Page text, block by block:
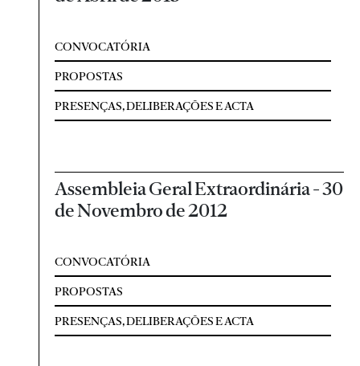
CONVOCATÓRIA
PROPOSTAS
PRESENÇAS, DELIBERAÇÕES E ACTA
Assembleia Geral Extraordinária - 30
de Novembro de 2012
CONVOCATÓRIA
PROPOSTAS
PRESENÇAS, DELIBERAÇÕES E ACTA